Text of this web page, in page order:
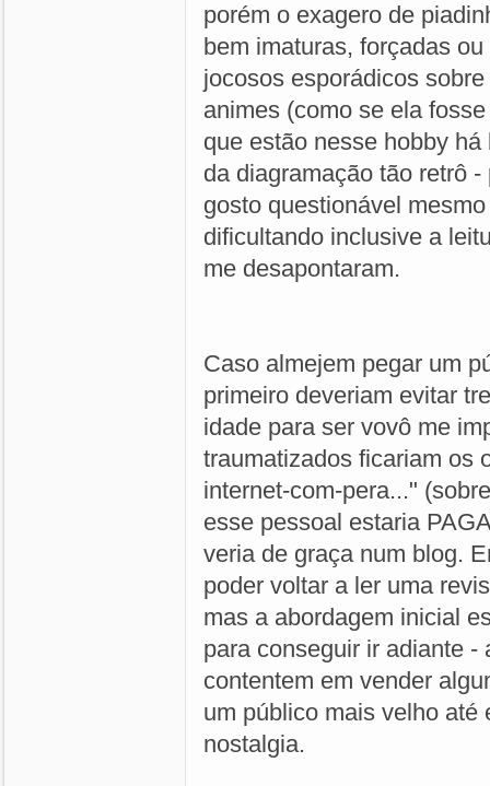
porém o exagero de
bem imaturas, forçadas
jocosos esporádicos
animes (como se ela
que estão nesse hobby
da diagramação tão retrô
gosto questionável
dificultando inclusive a
me desapontaram.
Caso almejem pegar um
primeiro deveriam evitar
idade para ser vovô me
traumatizados ficariam os
internet-com-pera..."
esse pessoal estaria
veria de graça num blog.
poder voltar a ler uma
mas a abordagem inicial
para conseguir ir adiante -
contentem em vender
um público mais velho até
nostalgia.